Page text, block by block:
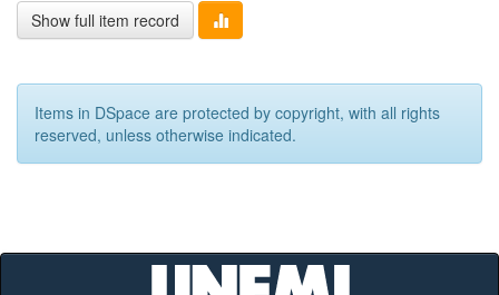
Show full item record
Items in DSpace are protected by copyright, with all rights
reserved, unless otherwise indicated.